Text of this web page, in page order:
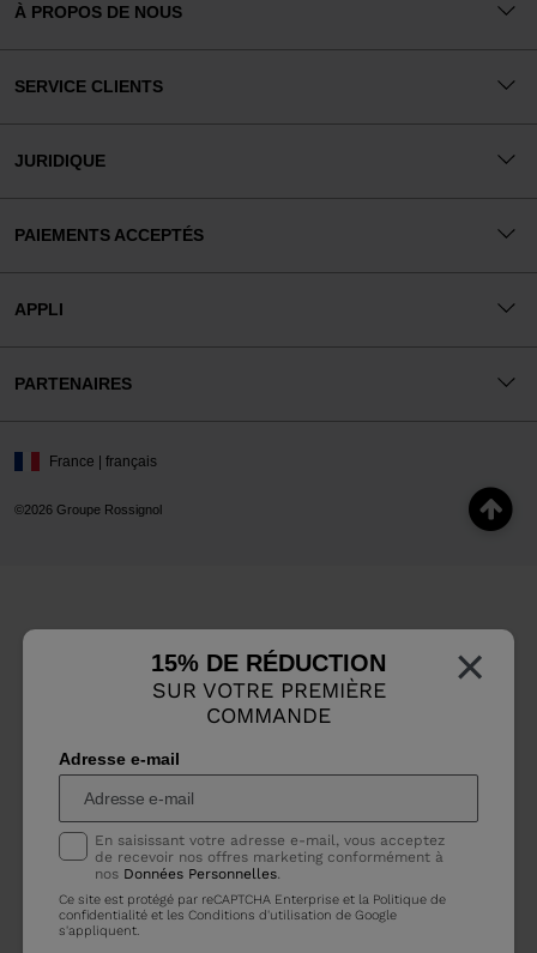
×
15% DE RÉDUCTION
SUR VOTRE PREMIÈRE
COMMANDE
Adresse e-mail
En saisissant votre adresse e-mail, vous acceptez
de recevoir nos offres marketing conformément à
nos Données Personnelles.
Ce site est protégé par reCAPTCHA Enterprise et la Politique de
confidentialité et lesConditions d'utilisation de Google
s'appliquent.
À PROPOS DE NOUS
SERVICE CLIENTS
JURIDIQUE
PAIEMENTS ACCEPTÉS
APPLI
PARTENAIRES
©2026 Groupe Rossignol
France | français